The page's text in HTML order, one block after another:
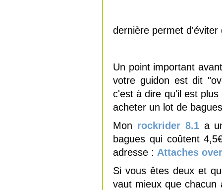
dernière permet
Un point important
votre guidon est dit
c'est à dire qu'il est
acheter un lot de
Mon rockrider 8.1a
bagues qui coûtent
adresse : Attaches
Si vous êtes deux et
vaut mieux que chacun